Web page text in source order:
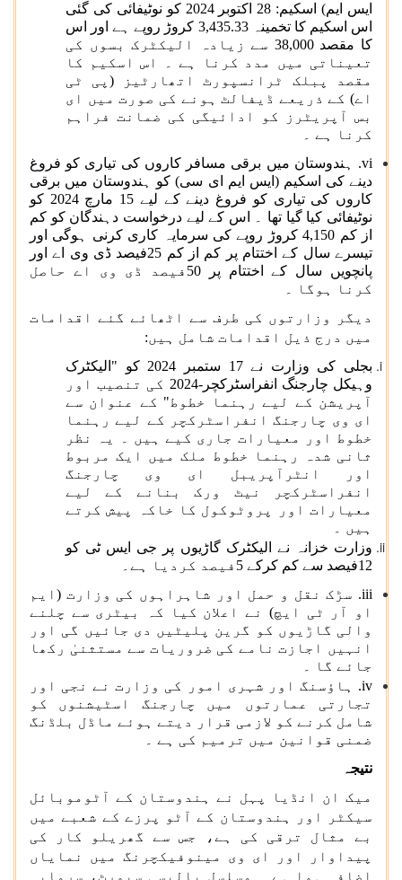
ایس ایم) اسکیم: 28 اکتوبر 2024 کو نوٹیفائی کی گئی
اس اسکیم کا تخمینہ 3,435.33 کروڑ روپے ہے اور اس
کا مقصد 38,000 سے زیادہ الیکٹرک بسوں کی
تعیناتی میں مدد کرنا ہے ۔ اس اسکیم کا
مقصد پبلک ٹرانسپورٹ اتھارٹیز (پی ٹی
اے) کے ذریعے ڈیفالٹ ہونے کی صورت میں ای
بس آپریٹرز کو ادائیگی کی ضمانت فراہم
کرنا ہے ۔
vi. ہندوستان میں برقی مسافر کاروں کی تیاری کو فروغ
دینے کی اسکیم (ایس ایم ای سی) کو ہندوستان میں برقی
کاروں کی تیاری کو فروغ دینے کے لیے 15 مارچ 2024 کو
نوٹیفائی کیا گیا تھا ۔ اس کے لیے درخواست دہندگان کو کم
از کم 4,150 کروڑ روپے کی سرمایہ کاری کرنی ہوگی اور
تیسرے سال کے اختتام پر کم از کم 25فیصد ڈی وی اے اور
پانچویں سال کے اختتام پر 50فیصد ڈی وی اے حاصل
کرنا ہوگا ۔
دیگر وزارتوں کی طرف سے اٹھائے گئے اقدامات
میں درج ذیل اقدامات شامل ہیں:
بجلی کی وزارت نے 17 ستمبر 2024 کو "الیکٹرک
وہیکل چارجنگ انفراسٹرکچر-2024 کی تنصیب اور
آپریشن کے لیے رہنما خطوط" کے عنوان سے
ای وی چارجنگ انفراسٹرکچر کے لیے رہنما
خطوط اور معیارات جاری کیے ہیں ۔ یہ نظر
ثانی شدہ رہنما خطوط ملک میں ایک مربوط
اور انٹرآپریبل ای وی چارجنگ
انفراسٹرکچر نیٹ ورک بنانے کے لیے
معیارات اور پروٹوکول کا خاکہ پیش کرتے
ہیں ۔
وزارت خزانہ نے الیکٹرک گاڑیوں پر جی ایس ٹی کو
12فیصد سے کم کرکے 5فیصد کردیا ہے۔
iii. سڑک نقل و حمل اور شاہراہوں کی وزارت (ایم
او آر ٹی ایچ) نے اعلان کیا کہ بیٹری سے چلنے
والی گاڑیوں کو گرین پلیٹیں دی جائیں گی اور
انہیں اجازت نامے کی ضروریات سے مستثنیٰ رکھا
جائے گا ۔
iv. ہاؤسنگ اور شہری امور کی وزارت نے نجی اور
تجارتی عمارتوں میں چارجنگ اسٹیشنوں کو
شامل کرنے کو لازمی قرار دیتے ہوئے ماڈل بلڈنگ
ضمنی قوانین میں ترمیم کی ہے ۔
نتیجہ
میک ان انڈیا پہل نے ہندوستان کے آٹوموبائل
سیکٹر اور ہندوستان کے آٹو پرزے کے شعبے میں
بے مثال ترقی کی ہے، جس سے گھریلو کار کی
پیداوار اور ای وی مینوفیکچرنگ میں نمایاں
اضافہ ہوا ہے ۔ مسلسل پالیسی سپورٹ، سرمایہ